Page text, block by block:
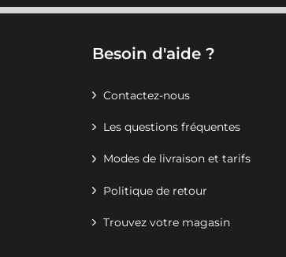
Besoin d'aide ?
Contactez-nous
Les questions fréquentes
Modes de livraison et tarifs
Politique de retour
Trouvez votre magasin